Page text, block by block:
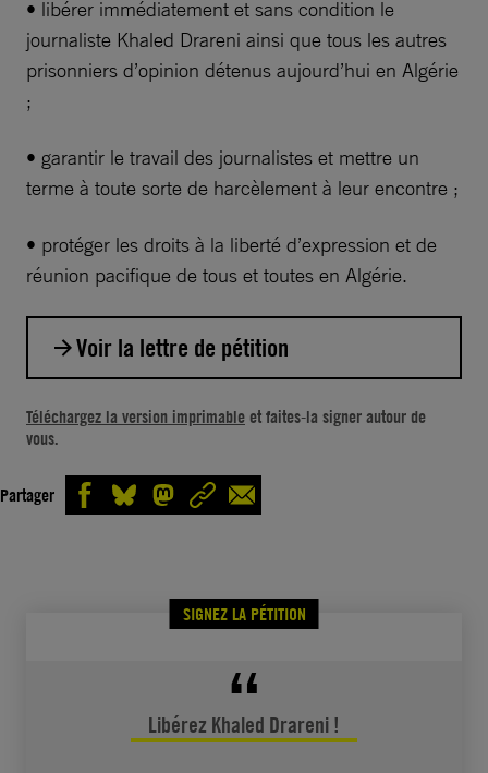
• libérer immédiatement et sans condition le
journaliste Khaled Drareni ainsi que tous les autres
prisonniers d’opinion détenus aujourd’hui en Algérie
;
• garantir le travail des journalistes et mettre un
terme à toute sorte de harcèlement à leur encontre ;
• protéger les droits à la liberté d’expression et de
réunion pacifique de tous et toutes en Algérie.
Voir la lettre de pétition
a condamné le journaliste Khaled Drareni à
deux ans d’emprisonnement pour avoir
Hirak. Arrêté depuis le mois de mars 2020,
être en prison pour avoir exercé son métier.
moins huit journalistes ont été emprisonnés
Téléchargez la version imprimable et faites-la signer autour de
vous.
Partager
SIGNEZ LA PÉTITION
Libérez Khaled Drareni !